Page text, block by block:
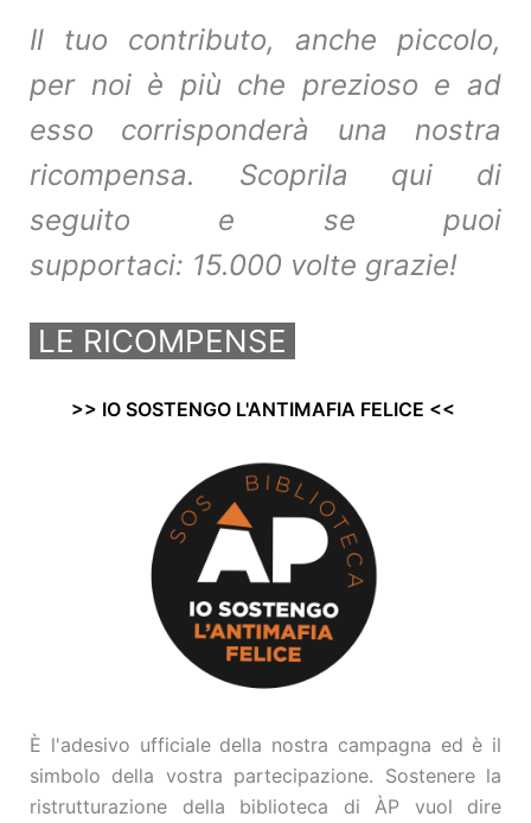
Il tuo contributo, anche piccolo,
per noi è più che prezioso e ad
esso corrisponderà una nostra
ricompensa. Scoprila qui di
seguito e se puoi
supportaci: 15.000 volte grazie!
LE RICOMPENSE
>> IO SOSTENGO L'ANTIMAFIA FELICE <<
È l'adesivo ufficiale della nostra campagna ed è il
simbolo della vostra partecipazione. Sostenere la
ristrutturazione della biblioteca di ÀP vuol dire